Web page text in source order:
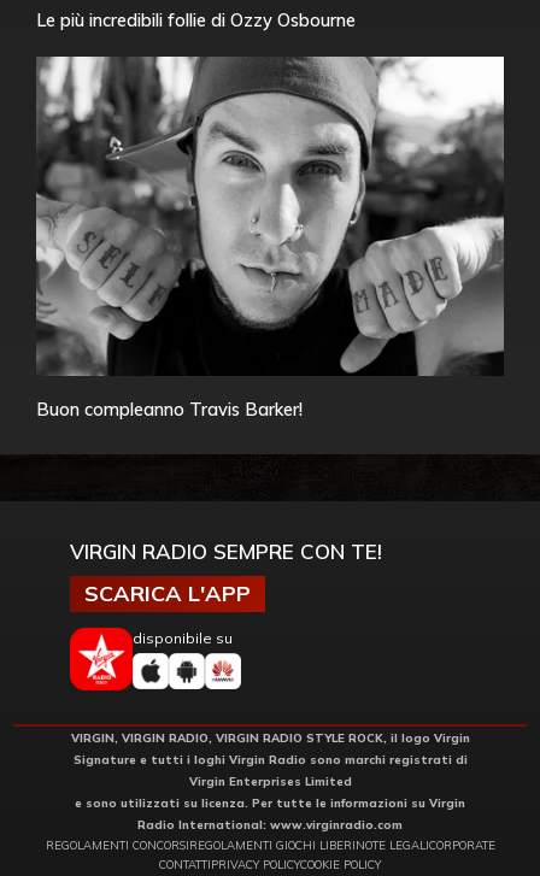
Le più incredibili follie di Ozzy Osbourne
Buon compleanno Travis Barker!
VIRGIN RADIO SEMPRE CON TE!
SCARICA L'APP
disponibile su
VIRGIN, VIRGIN RADIO, VIRGIN RADIO STYLE ROCK, il logo Virgin
Signature e tutti i loghi Virgin Radio sono marchi registrati di
Virgin Enterprises Limited
e sono utilizzati su licenza. Per tutte le informazioni su Virgin
Radio International: www.virginradio.com
REGOLAMENTI CONCORSIREGOLAMENTI GIOCHI LIBERINOTE LEGALICORPORATE
CONTATTIPRIVACY POLICYCOOKIE POLICY